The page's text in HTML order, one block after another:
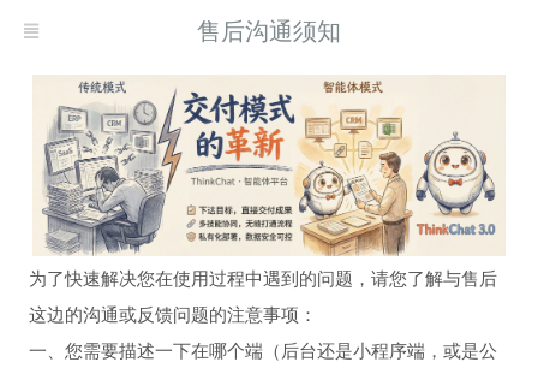
售后沟通须知
为了快速解决您在使用过程中遇到的问题，请您了解与售后
这边的沟通或反馈问题的注意事项：
一、您需要描述一下在哪个端（后台还是小程序端，或是公